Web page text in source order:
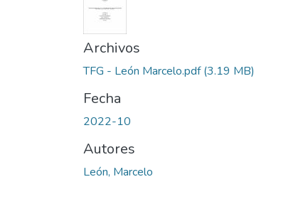
Archivos
TFG - León Marcelo.pdf(3.19 MB)
Fecha
2022-10
Autores
León, Marcelo